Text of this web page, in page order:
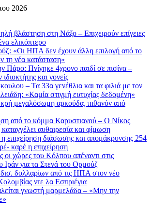
2026
βλάστηση στη Νάξο – Επιχειρούν επίγειες
ελικόπτερο
«Οι ΗΠΑ δεν έχουν άλλη επιλογή από το
τη νέα κατάσταση»
Πάρο: Πνίγηκε 4χρονο παιδί σε πισίνα –
και γονείς
– Τα 33α γενέθλια και τα φιλιά με τον
«Καμία στιγμή ευτυχίας δεδομένη»
μεγαλόσωμη αρκούδα, πιθανόν από
από το κόμμα Καρυστιανού – Ο Νίκος
αυθαιρεσία και φίμωση
επιχείρηση διάσωσης και απομάκρυνσης 254
καρέ η επιχείρηση
οι χώρες του Κόλπου απέναντι στις
Ιράν για τα Στενά του Ορμούζ
δολλαρίων από τις ΗΠΑ στον νέο
ντε λα Εσπριέγια
γνωστή μαρμελάδα – «Μην την